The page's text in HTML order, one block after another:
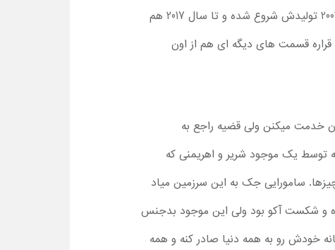
یکی از اون مجموعه های خفن و پرطرفدار هست که از سال 2001 تولیدش شروع شده و تا سال 2017 هم
16 سال از تولدش میگذره و همچنان قراره قسمت های دیگه ای هم از اون
خدمت میکنن ولی قضیه راجع به
توسط یک موجود شریر و اهریمنی که
سامورایی جک به این سرزمین میاد
و شکست آکو بود ولی این موجود بدجنس
خودش رو به همه دنیا صادر کنه و همه